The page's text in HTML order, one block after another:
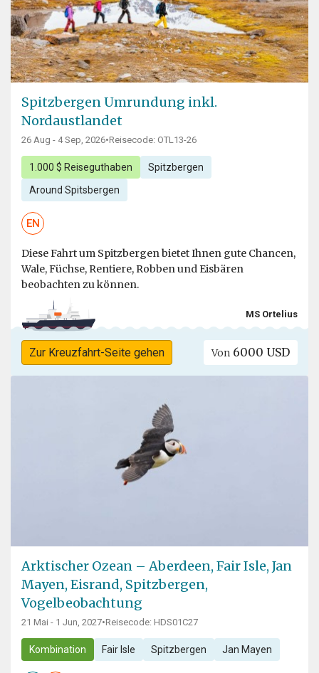
Spitzbergen Umrundung inkl.
Nordaustlandet
26 Aug - 4 Sep, 2026•Reisecode: OTL13-26
1.000 $ Reiseguthaben Spitzbergen
Around Spitsbergen
EN
Diese Fahrt um Spitzbergen bietet Ihnen gute Chancen,
Wale, Füchse, Rentiere, Robben und Eisbären
beobachten zu können.
MS Ortelius
Zur Kreuzfahrt-Seite gehen Von 6000 USD
Arktischer Ozean – Aberdeen, Fair Isle, Jan
Mayen, Eisrand, Spitzbergen,
Vogelbeobachtung
21 Mai - 1 Jun, 2027•Reisecode: HDS01C27
Kombination Fair Isle Spitzbergen Jan Mayen